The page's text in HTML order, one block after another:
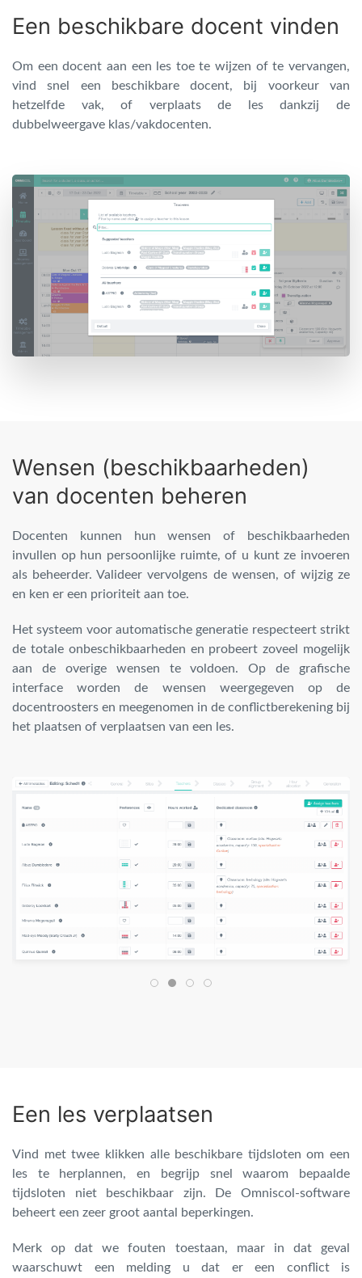
Een beschikbare docent vinden
Om een docent aan een les toe te wijzen of te vervangen,
vind snel een beschikbare docent, bij voorkeur van
hetzelfde vak, of verplaats de les dankzij de
dubbelweergave klas/vakdocenten.
Wensen (beschikbaarheden)
van docenten beheren
Docenten kunnen hun wensen of beschikbaarheden
invullen op hun persoonlijke ruimte, of u kunt ze invoeren
als beheerder. Valideer vervolgens de wensen, of wijzig ze
en ken er een prioriteit aan toe.
Het systeem voor automatische generatie respecteert strikt
de totale onbeschikbaarheden en probeert zoveel mogelijk
aan de overige wensen te voldoen. Op de grafische
interface worden de wensen weergegeven op de
docentroosters en meegenomen in de conflictberekening bij
het plaatsen of verplaatsen van een les.
Een les verplaatsen
Vind met twee klikken alle beschikbare tijdsloten om een
les te herplannen, en begrijp snel waarom bepaalde
tijdsloten niet beschikbaar zijn. De Omniscol-software
beheert een zeer groot aantal beperkingen.
Merk op dat we fouten toestaan, maar in dat geval
waarschuwt een melding u dat er een conflict is